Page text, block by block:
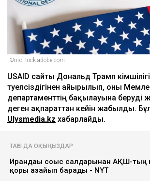
Фото: tock.adobe.com
USAID сайты Дональд Трамп әкімшілігі
тәуелсіздігінен айырылып, оны
департаменттің бақылауына беруді
деген ақпараттан кейін жабылды.
Ulysmedia.kz хабарлайды.
ТАҒЫ ДА ОҚЫҢЫЗДАР
Ирандағы соғыс салдарынан АҚШ-тың
қоры азайып барады - NYT